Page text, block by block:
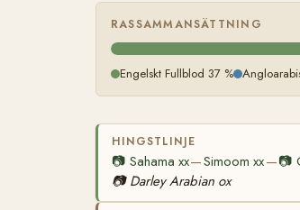
RASSAMMANSÄTTNING
Engelskt Fullblod 37 %
HINGSTLINJE
📷 Sahama xx—Simoom xx—📷
📷 Darley Arabian ox